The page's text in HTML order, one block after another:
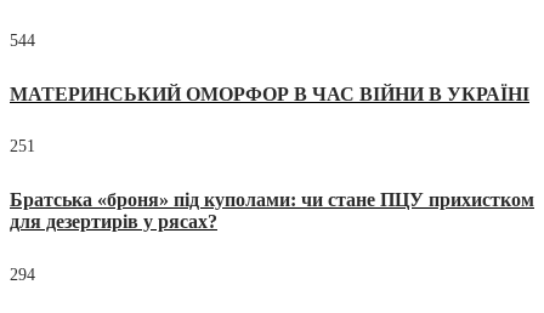
544
МАТЕРИНСЬКИЙ ОМОРФОР В ЧАС ВІЙНИ В УКРАЇНІ
251
Братська «броня» під куполами: чи стане ПЦУ прихистком
для дезертирів у рясах?
294